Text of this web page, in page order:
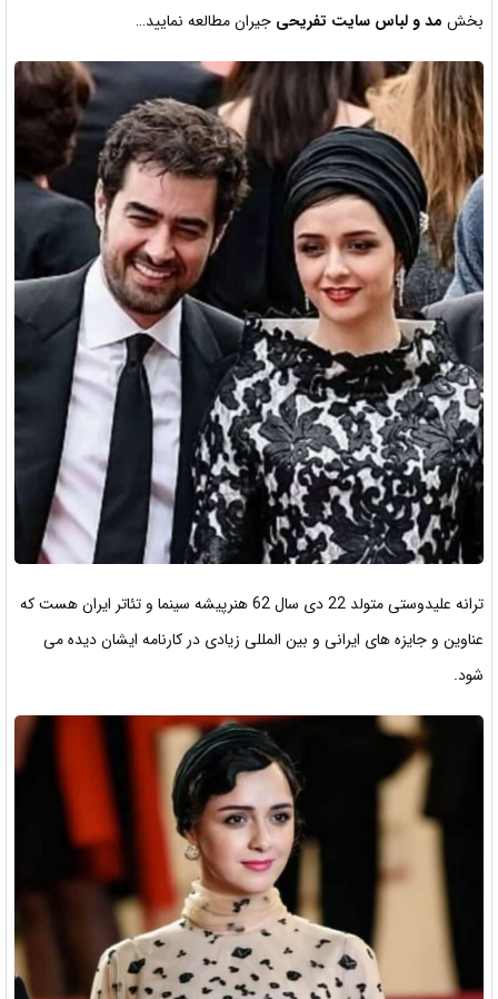
بخش مد و لباس سایت تفریحی جیران مطالعه نمایید…
ترانه علیدوستی متولد 22 دی سال 62 هنرپیشه سینما و تئاتر ایران هست که
عناوین و جایزه های ایرانی و بین المللی زیادی در کارنامه ایشان دیده می
شود.